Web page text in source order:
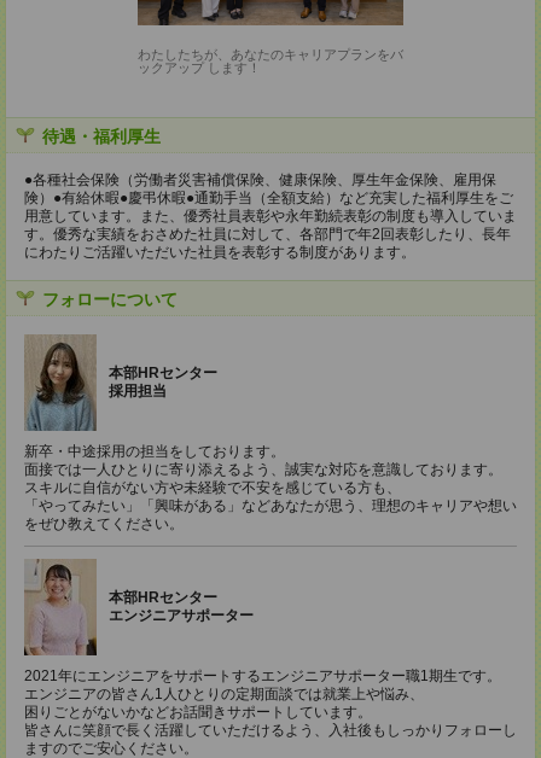
わたしたちが、あなたのキャリアプランをバ
ックアップ します！
待遇・福利厚生
●各種社会保険（労働者災害補償保険、健康保険、厚生年金保険、雇用保
険）●有給休暇●慶弔休暇●通勤手当（全額支給）など充実した福利厚生をご
用意しています。また、優秀社員表彰や永年勤続表彰の制度も導入していま
す。優秀な実績をおさめた社員に対して、各部門で年2回表彰したり、長年
にわたりご活躍いただいた社員を表彰する制度があります。
フォローについて
本部HRセンター
採用担当
新卒・中途採用の担当をしております。
面接では一人ひとりに寄り添えるよう、誠実な対応を意識しております。
スキルに自信がない方や未経験で不安を感じている方も、
「やってみたい」「興味がある」などあなたが思う、理想のキャリアや想い
をぜひ教えてください。
本部HRセンター
エンジニアサポーター
2021年にエンジニアをサポートするエンジニアサポーター職1期生です。
エンジニアの皆さん1人ひとりの定期面談では就業上や悩み、
困りごとがないかなどお話聞きサポートしています。
皆さんに笑顔で長く活躍していただけるよう、入社後もしっかりフォローし
ますのでご安心ください。